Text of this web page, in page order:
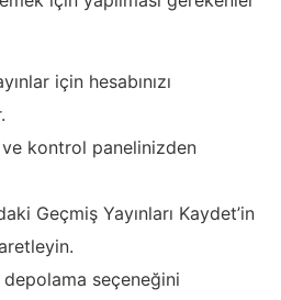
için hesabınızı
ve kontrol panelinizden
Geçmiş Yayınları Kaydet’in
depolama seçeneğini